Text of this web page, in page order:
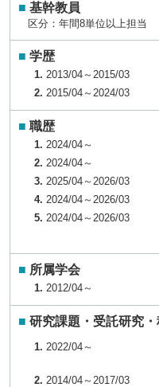
■ 基幹教員
区分：年間8単位以上担当
■ 学歴
1. 2013/04～2015/03
2. 2015/04～2024/03
■ 職歴
1. 2024/04～
2. 2024/04～
3. 2025/04～2026/03
4. 2024/04～2026/03
5. 2024/04～2026/03
■ 所属学会
1. 2012/04～
■ 研究課題・受託研究
1. 2022/04～
2. 2014/04～2017/03